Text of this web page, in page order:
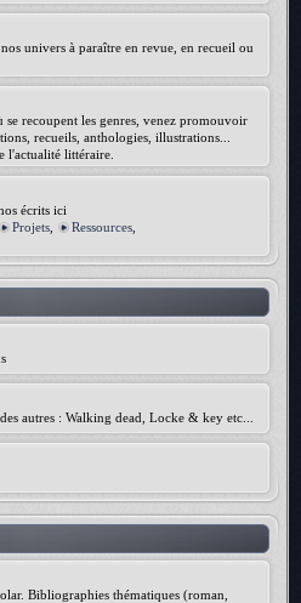
univers à paraître en revue, en recueil ou
se recoupent les genres, venez promouvoir
recueils, anthologies, illustrations...
l'actualité littéraire.
écrits ici
Projets Ressources
autres : Walking dead, Locke & key etc...
Bibliographies thématiques (roman,